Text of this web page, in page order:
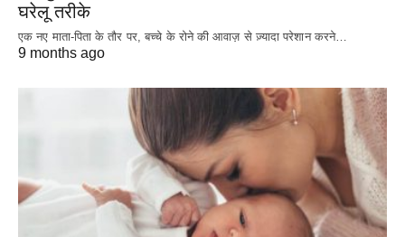
घरेलू तरीके
एक नए माता-पिता के तौर पर, बच्चे के रोने की आवाज़ से ज़्यादा परेशान करने…
9 months ago